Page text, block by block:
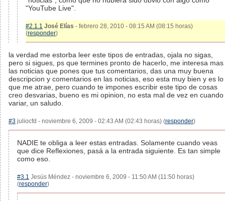
"YouTube Live".
#2.1.1 José Elías - febrero 28, 2010 - 08:15 AM (08:15 horas)
(responder)
la verdad me estorba leer este tipos de entradas, ojala no sigas,
pero si sigues, ps que termines pronto de hacerlo, me interesa mas
las noticias que pones que tus comentarios, das una muy buena
descripcion y comentarios en las noticias, eso esta muy bien y es lo
que me atrae, pero cuando te impones escribir este tipo de cosas
creo desvarias, bueno es mi opinion, no esta mal de vez en cuando
variar, un saludo.
#3 juliocfd - noviembre 6, 2009 - 02:43 AM (02:43 horas) (responder)
NADIE te obliga a leer estas entradas. Solamente cuando veas
que dice Reflexiones, pasá a la entrada siguiente. Es tan simple
como eso.
#3.1 Jesús Méndez - noviembre 6, 2009 - 11:50 AM (11:50 horas)
(responder)